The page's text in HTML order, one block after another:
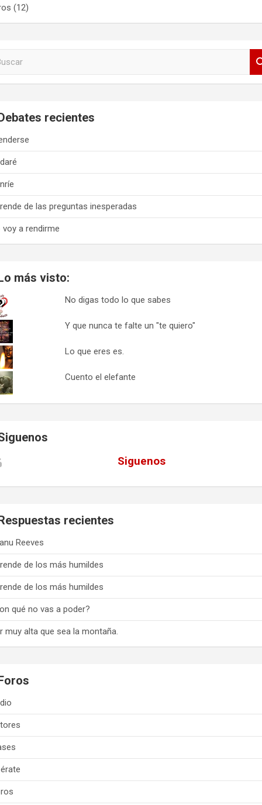
(12)
recientes
de las preguntas inesperadas
voy a rendirme
más visto:
No digas todo lo que sabes
Y que nunca te falte un "te quiero"
Lo que eres es.
Cuento el elefante
Siguenos
recientes
Reeves
de los más humildes
de los más humildes
qué no vas a poder?
muy alta que sea la montaña.